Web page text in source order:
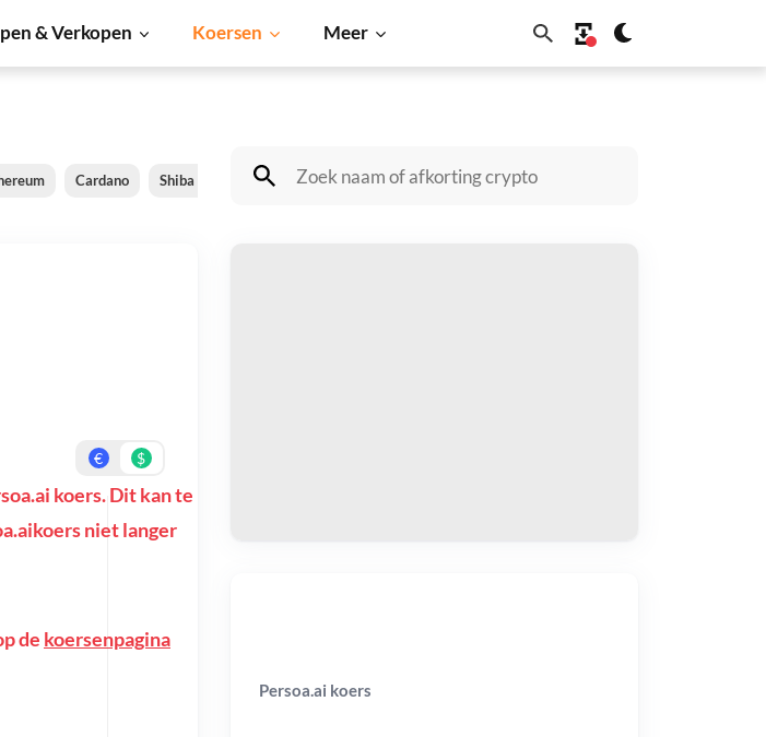
& Verkopen Koersen Meer
Cardano Shiba Inu Dogecoin Solana BNB
€ $
koers. Dit kan te
niet langer
de koersenpagina
Persoa.ai koers